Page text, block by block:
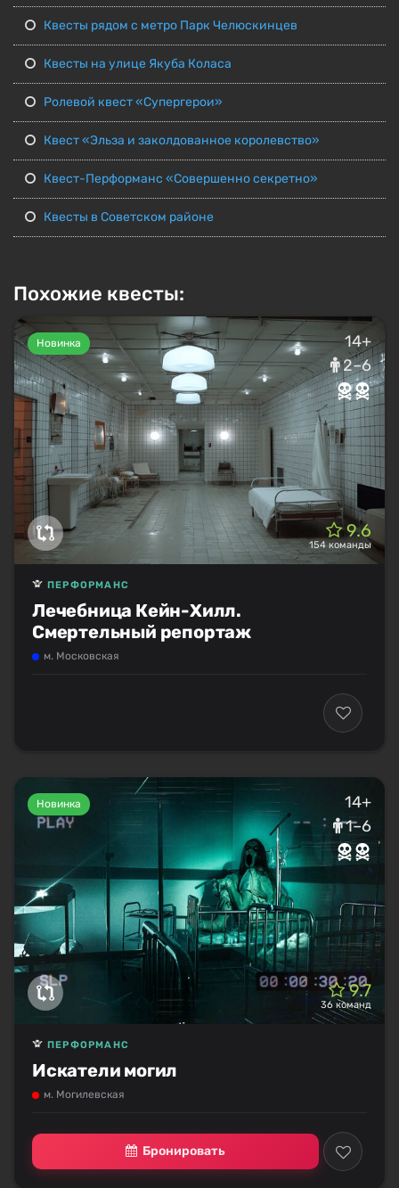
Квесты рядом с метро Парк Челюскинцев
Квесты на улице Якуба Коласа
Ролевой квест «Супергерои»
Квест «Эльза и заколдованное королевство»
Квест-Перформанс «Совершенно секретно»
Квесты в Советском районе
Похожие квесты:
Новинка
14+
2–6
9.6
154 команды
Лечебница Кейн-Хилл.
Смертельный репортаж
ПЕРФОРМАНС
м. Московская
Новинка
14+
1–6
9.7
36 команд
Искатели могил
ПЕРФОРМАНС
м. Могилевская
Бронировать